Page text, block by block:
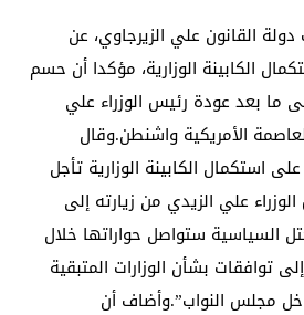
القانون علي الزيرجاوي، عن
الكابينة الوزارية، مؤكدا أن حسم
ما بعد عودة رئيس الوزراء علي
الأمريكية واشنطن.وقال
استكمال الكابينة الوزارية تأجل
علي الزيدي من زيارته إلى
السياسية ستواصل حواراتها خلال
توافقات بشأن الوزارات المتبقية
مجلس النواب”.وأضاف أن